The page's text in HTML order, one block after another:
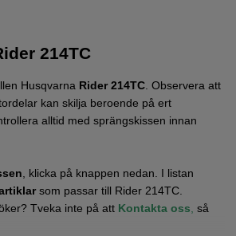
214TC
Husqvarna Rider 214TC . Observera att
kan skilja beroende på ert
alltid med sprängskissen innan
, klicka på knappen nedan. I listan
som passar till Rider 214TC.
Tveka inte på att Kontakta oss så